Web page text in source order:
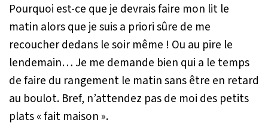
Pourquoi est-ce que je devrais faire mon lit le
matin alors que je suis a priori sûre de me
recoucher dedans le soir même ! Ou au pire le
lendemain… Je me demande bien qui a le temps
de faire du rangement le matin sans être en retard
au boulot. Bref, n’attendez pas de moi des petits
plats « fait maison ».